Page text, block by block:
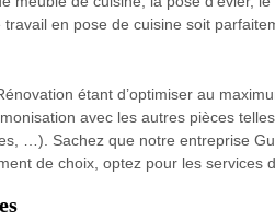
en pose de cuisine soit
étant d’optimiser au
avec les autres pièces
…). Sachez que notre entreprise
de choix, optez pour les services